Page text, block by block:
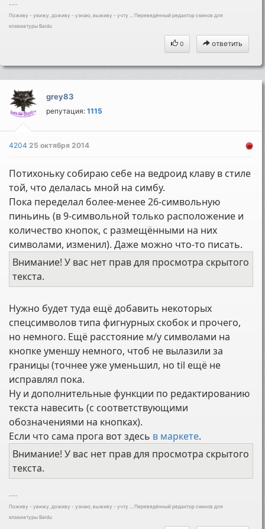
---
Поживу - увижу, доживу - узнаю, выживу - учту ... Переведённый редактор скинов для
клавиатуры Baidu
0 ответить
grey83
репутация:1115
420425 октября 2014
Потихоньку собираю себе на ведроид клаву в стиле
той, что делалась мной на симбу.
Пока переделал более-менее 26-символьную
пиньинь (в 9-символьной только расположение и
количество кнопок, с размещёнными на них
символами, изменил). Даже можно что-то писать.
Внимание! У вас нет прав для просмотра скрытого
текста.
Нужно будет туда ещё добавить некоторых
спецсимволов типа фигнурных скобок и прочего,
но немного. Ещё расстояние м/у символами на
кнопке уменшу немного, чтоб не вылазили за
границы (точнее уже уменьшил, но til ещё не
исправлял пока.
Ну и дополнительные функции по редактированию
текста навесить (с соответствующими
обозначениями на кнопках).
Если что сама прога вот здесь в маркете.
Внимание! У вас нет прав для просмотра скрытого
текста.
---
Поживу - увижу, доживу - узнаю, выживу - учту ... Переведённый редактор скинов для
клавиатуры Baidu